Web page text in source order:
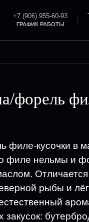
+7 (906) 955-60-93
ГРАФИК РАБОТЫ
форель
филе-кусочки в
филе нельмы и
рыбы и